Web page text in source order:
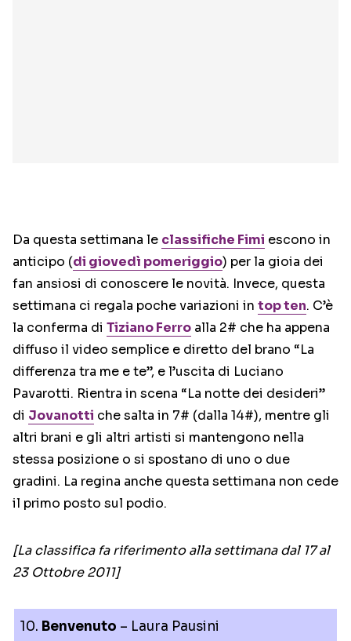
Da questa settimana le classifiche Fimi escono in
anticipo (di giovedì pomeriggio) per la gioia dei
fan ansiosi di conoscere le novità. Invece, questa
settimana ci regala poche variazioni in top ten. C’è
la conferma di Tiziano Ferro alla 2# che ha appena
diffuso il video semplice e diretto del brano “La
differenza tra me e te”, e l’uscita di Luciano
Pavarotti. Rientra in scena “La notte dei desideri”
di Jovanotti che salta in 7# (dalla 14#), mentre gli
altri brani e gli altri artisti si mantengono nella
stessa posizione o si spostano di uno o due
gradini. La regina anche questa settimana non cede
il primo posto sul podio.
[La classifica fa riferimento alla settimana dal 17 al
23 Ottobre 2011]
10. Benvenuto – Laura Pausini